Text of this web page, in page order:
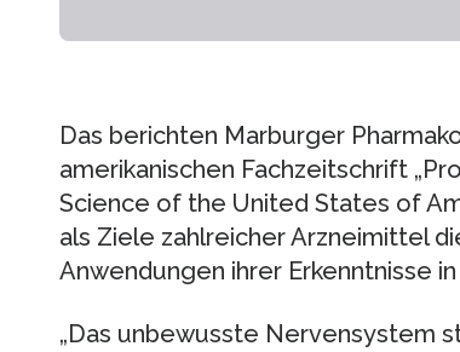
Das berichten Marburger
amerikanischen Fachzeitschrift
Science of the United States of
als Ziele zahlreicher Arzneimittel
Anwendungen ihrer Erkenntnisse
„Das unbewusste Nervensystem